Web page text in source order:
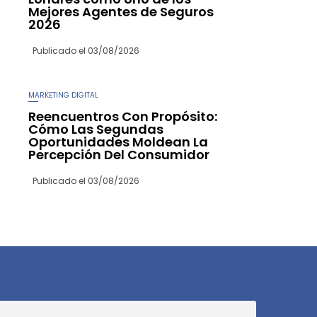
Mejores Agentes de Seguros
2026
Publicado el 03/08/2026
MARKETING DIGITAL
Reencuentros Con Propósito:
Cómo Las Segundas
Oportunidades Moldean La
Percepción Del Consumidor
Publicado el 03/08/2026